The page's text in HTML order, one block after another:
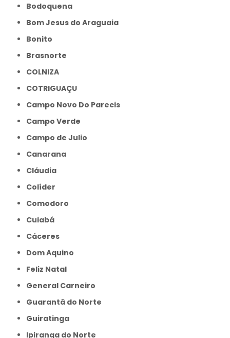
Bodoquena
Bom Jesus do Araguaia
Bonito
Brasnorte
COLNIZA
COTRIGUAÇU
Campo Novo Do Parecis
Campo Verde
Campo de Julio
Canarana
Cláudia
Colíder
Comodoro
Cuiabá
Cáceres
Dom Aquino
Feliz Natal
General Carneiro
Guarantã do Norte
Guiratinga
Ipiranga do Norte